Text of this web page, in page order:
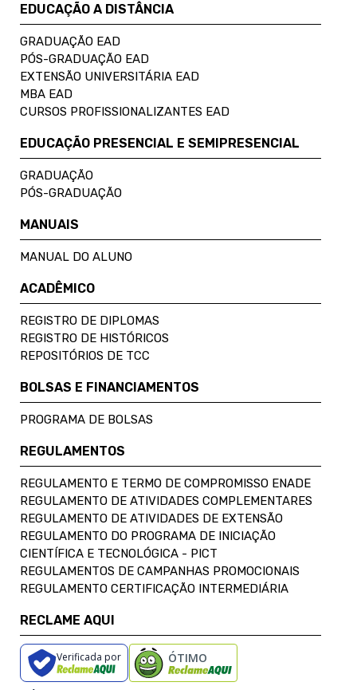
EDUCAÇÃO A DISTÂNCIA
GRADUAÇÃO EAD
PÓS-GRADUAÇÃO EAD
EXTENSÃO UNIVERSITÁRIA EAD
MBA EAD
CURSOS PROFISSIONALIZANTES EAD
EDUCAÇÃO PRESENCIAL E SEMIPRESENCIAL
GRADUAÇÃO
PÓS-GRADUAÇÃO
MANUAIS
MANUAL DO ALUNO
ACADÊMICO
REGISTRO DE DIPLOMAS
REGISTRO DE HISTÓRICOS
REPOSITÓRIOS DE TCC
BOLSAS E FINANCIAMENTOS
PROGRAMA DE BOLSAS
REGULAMENTOS
REGULAMENTO E TERMO DE COMPROMISSO ENADE
REGULAMENTO DE ATIVIDADES COMPLEMENTARES
REGULAMENTO DE ATIVIDADES DE EXTENSÃO
REGULAMENTO DO PROGRAMA DE INICIAÇÃO
CIENTÍFICA E TECNOLÓGICA - PICT
REGULAMENTOS DE CAMPANHAS PROMOCIONAIS
REGULAMENTO CERTIFICAÇÃO INTERMEDIÁRIA
RECLAME AQUI
Verificada por ÓTIMO